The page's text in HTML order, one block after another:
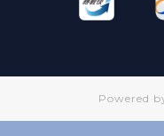
Powered